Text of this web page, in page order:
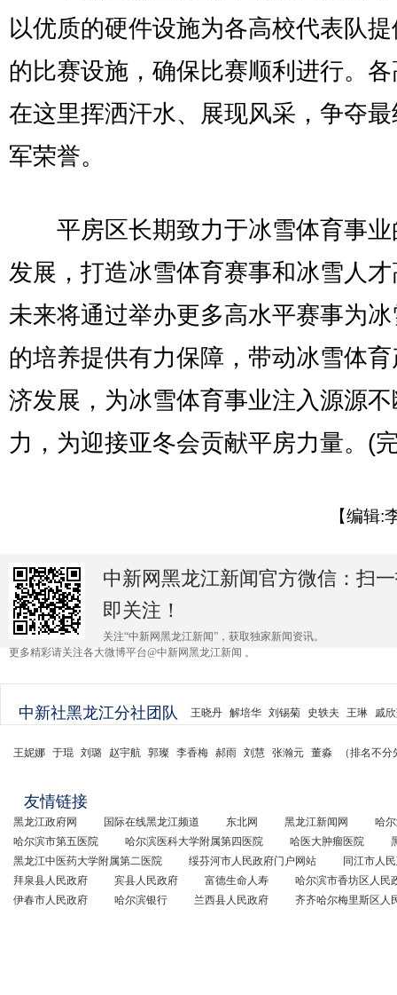
以优质的硬件设施为各高校代表队
的比赛设施，确保比赛顺利进行。
在这里挥洒汗水、展现风采，争夺
军荣誉。
平房区长期致力于冰雪体育事业
发展，打造冰雪体育赛事和冰雪人
未来将通过举办更多高水平赛事为
的培养提供有力保障，带动冰雪体
济发展，为冰雪体育事业注入源源
力，为迎接亚冬会贡献平房力量。(
【编辑:
中新网黑龙江新闻官方微信：扫
即关注！
关注“中新网黑龙江新闻”，获取独家新闻资讯。
更多精彩请关注各大微博平台@中新网黑龙江新闻 。
中新社黑龙江分社团队 王晓丹 解培华 刘锡菊 史轶夫 王琳 戚
王妮娜 于琨 刘璐 赵宇航 郭璨 李香梅 郝雨 刘慧 张瀚元 董淼 （排名不
友情链接
黑龙江政府网 国际在线黑龙江频道 东北网 黑龙江新闻网
哈
哈尔滨市第五医院
哈尔滨医科大学附属第四医院 哈医大肿瘤医院
黑龙江中医药大学附属第二医院
绥芬河市人民政府门户网站
同江市人
拜泉县人民政府
宾县人民政府 富德生命人寿
哈尔滨市香坊区人民
伊春市人民政府
哈尔滨银行 兰西县人民政府 齐齐哈尔梅里斯区人